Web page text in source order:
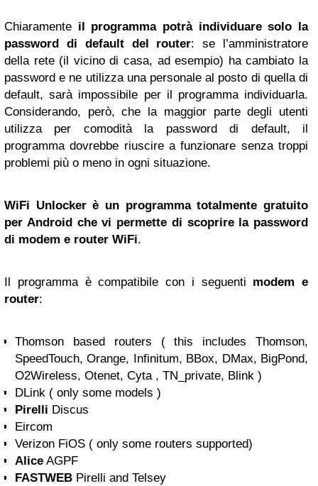
Chiaramente il programma potrà individuare solo la
password di default del router: se l’amministratore
della rete (il vicino di casa, ad esempio) ha cambiato la
password e ne utilizza una personale al posto di quella di
default, sarà impossibile per il programma individuarla.
Considerando, però, che la maggior parte degli utenti
utilizza per comodità la password di default, il
programma dovrebbe riuscire a funzionare senza troppi
problemi più o meno in ogni situazione.
WiFi Unlocker è un programma totalmente gratuito
per Android che vi permette di scoprire la password
di modem e router WiFi.
Il programma è compatibile con i seguenti modem e
router:
Thomson based routers ( this includes Thomson,
SpeedTouch, Orange, Infinitum, BBox, DMax, BigPond,
O2Wireless, Otenet, Cyta , TN_private, Blink )
DLink ( only some models )
Pirelli Discus
Eircom
Verizon FiOS ( only some routers supported)
Alice AGPF
FASTWEB Pirelli and Telsey